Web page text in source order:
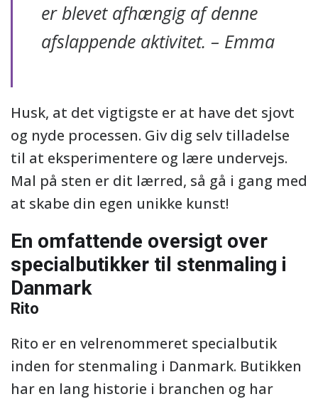
er blevet afhængig af denne
afslappende aktivitet. – Emma
Husk, at det vigtigste er at have det sjovt
og nyde processen. Giv dig selv tilladelse
til at eksperimentere og lære undervejs.
Mal på sten er dit lærred, så gå i gang med
at skabe din egen unikke kunst!
En omfattende oversigt over
specialbutikker til stenmaling i
Danmark
Rito
Rito er en velrenommeret specialbutik
inden for stenmaling i Danmark. Butikken
har en lang historie i branchen og har